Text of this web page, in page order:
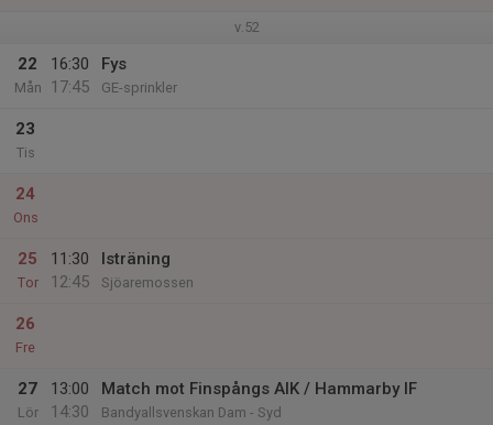
v.52
22
Mån
16:30
17:45
Fys
GE-sprinkler
23
Tis
24
Ons
25
Tor
11:30
12:45
Isträning
Sjöaremossen
26
Fre
27
Lör
13:00
14:30
Match mot Finspångs AIK / Hammarby IF
Bandyallsvenskan Dam - Syd